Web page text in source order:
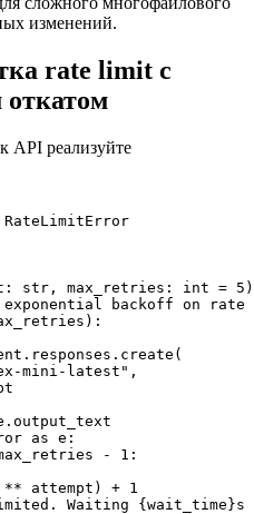
изменений.
rate limit с
API реализуйте
RateLimitError
str, max_retries: int =
backoff on rate
mini-latest",
as e:
- 1:
attempt) + 1
Waiting {wait_time}s